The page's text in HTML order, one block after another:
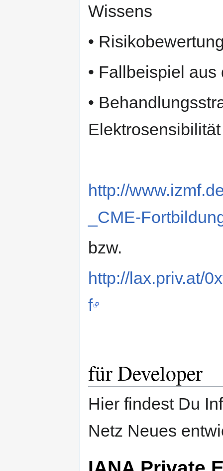
Wissens
•
• Fallbeispiel
•
Elektrosensibilität
http://
_CME-
bzw.
http://lax.priv.at/
f
für Developer
Hier findest Du
Netz Neues